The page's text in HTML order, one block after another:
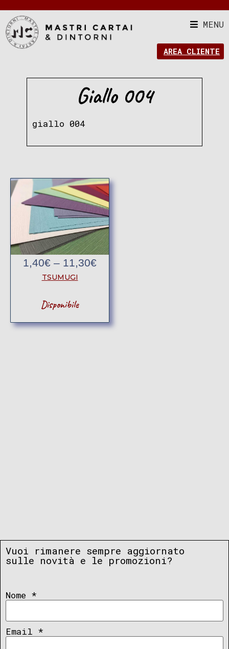
MENU
AREA CLIENTE
Giallo 004
giallo 004
1,40€ – 11,30€
TSUMUGI
Disponibile
Vuoi rimanere sempre aggiornato
sulle novità e le promozioni?
Nome *
Email *